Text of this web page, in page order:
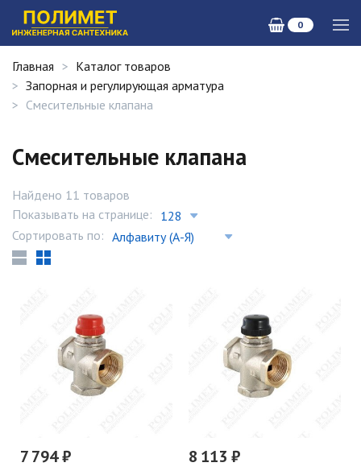
0
Главная
Каталог товаров
Запорная и регулирующая арматура
Смесительные клапана
Смесительные клапана
Найдено 11 товаров
Показывать на странице:
Сортировать по:
7 794 ₽ 8 113 ₽